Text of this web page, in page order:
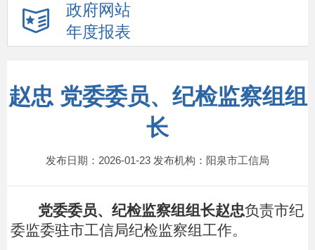
政府网站
年度报表
赵忠 党委委员、纪检监察组组
长
发布日期：2026-01-23 发布机构：阳泉市工信局
党委委员、纪检监察组组长赵忠负责市纪
委监委驻市工信局纪检监察组工作。